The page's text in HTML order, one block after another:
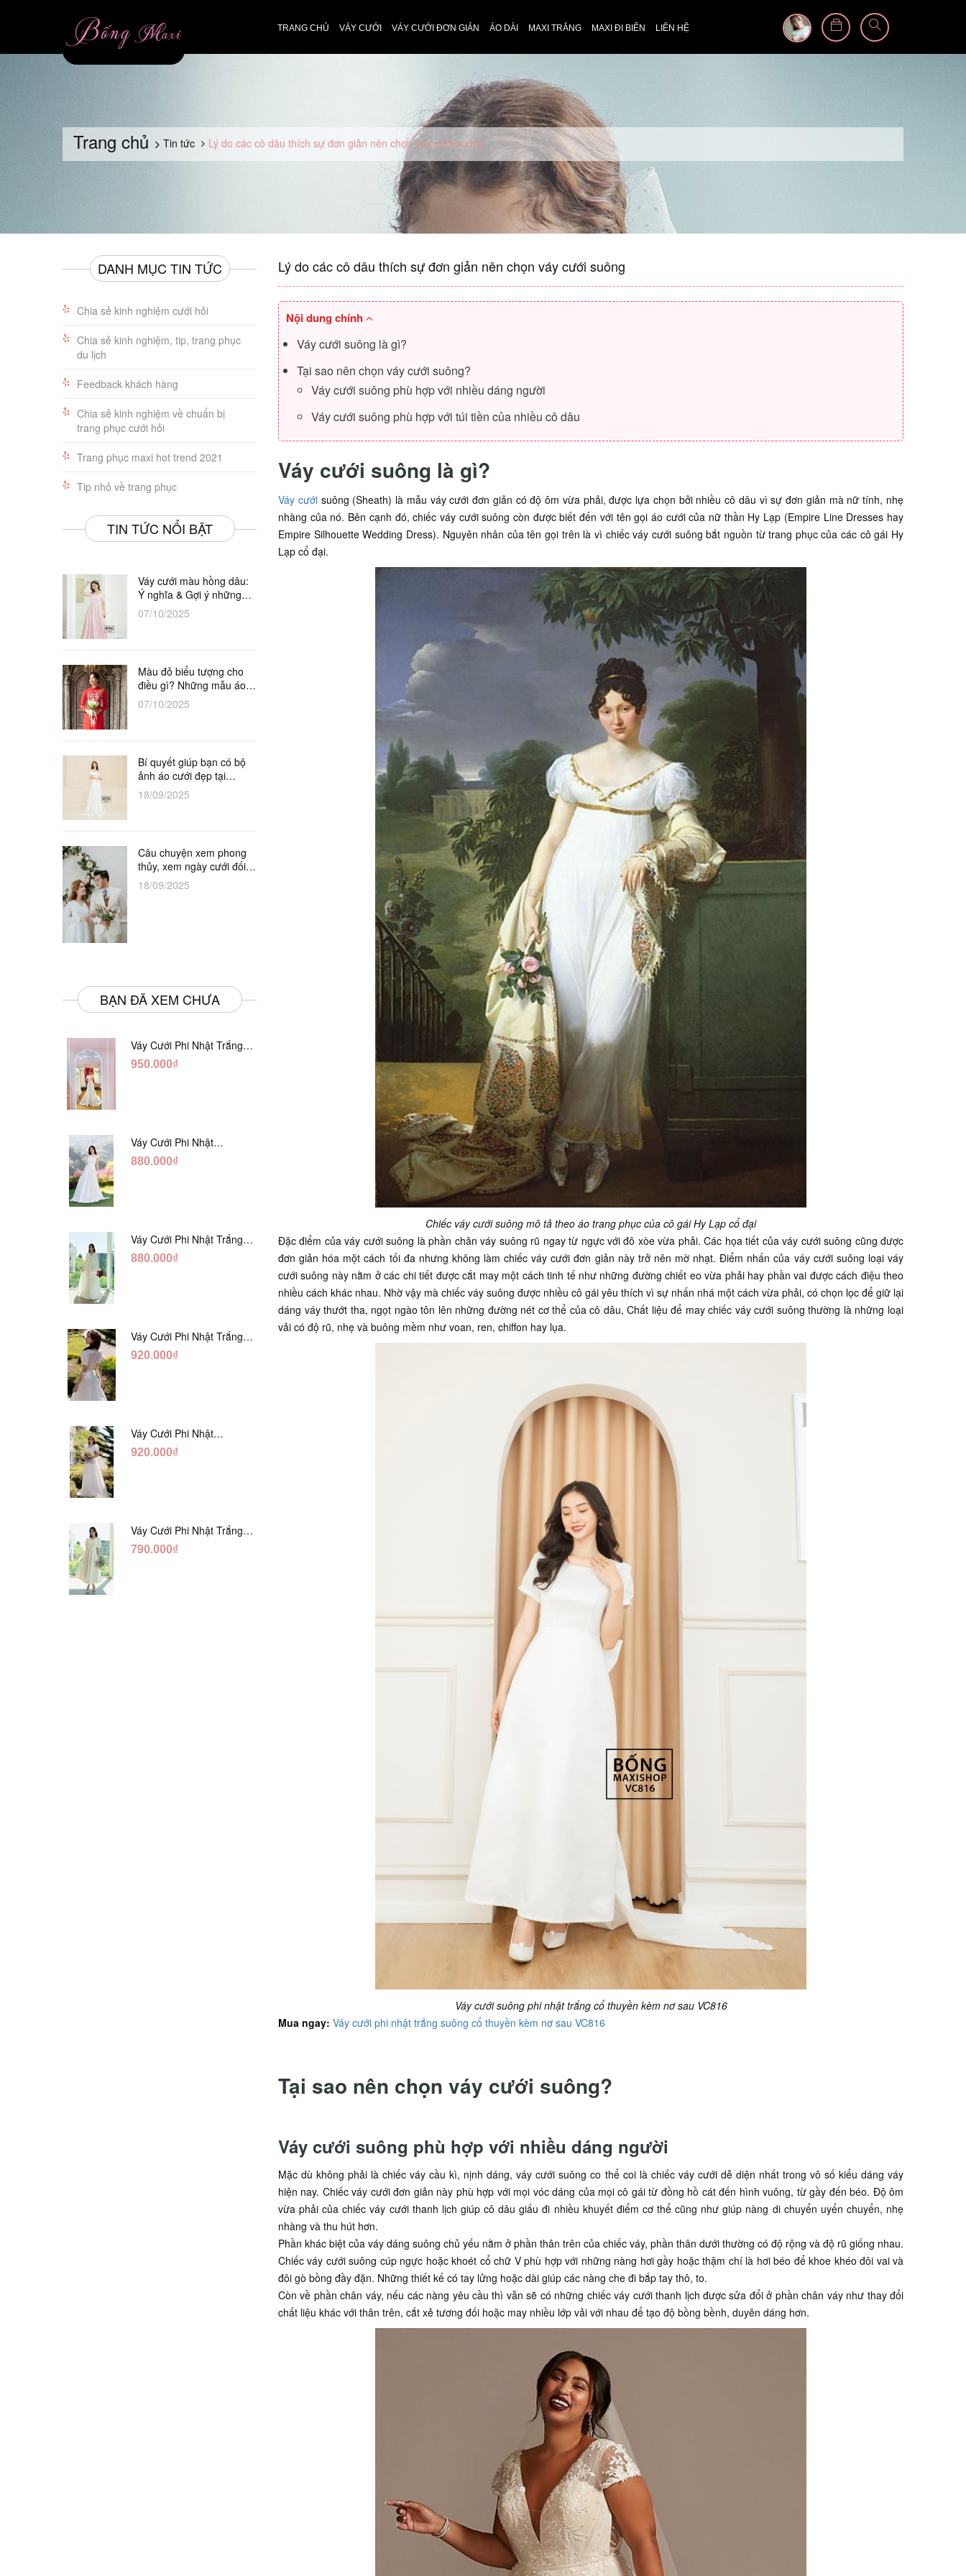
TRANG CHỦ VÁY CƯỚI VÁY CƯỚI ĐƠN GIẢN ÁO DÀI MAXI TRẮNG MAXI ĐI BIỂN LIÊN HỆ
Trang chủ Tin tức Lý do các cô dâu thích sự đơn giản nên chọn váy cưới suông
Lý do các cô dâu thích sự đơn giản nên chọn váy cưới suông
Nội dung chính
Váy cưới suông là gì?
Tại sao nên chọn váy cưới suông?
Váy cưới suông phù hợp với nhiều dáng người
Váy cưới suông phù hợp với túi tiền của nhiều cô dâu
Váy cưới suông là gì?
Váy cướisuông (Sheath) là mẫu váy cưới đơn giản có độ ôm vừa phải, được lựa chọn bởi nhiều cô dâu vì sự đơn giản mà nữ tính, nhẹ
nhàng của nó. Bên cạnh đó, chiếc váy cưới suông còn được biết đến với tên gọi áo cưới của nữ thần Hy Lạp (Empire Line Dresses hay
Empire Silhouette Wedding Dress). Nguyên nhân của tên gọi trên là vì chiếc váy cưới suông bắt nguồn từ trang phục của các cô gái Hy
Lạp cổ đại.
Chiếc váy cưới suông mô tả theo áo trang phục của cô gái Hy Lạp cổ đại
Đặc điểm của váy cưới suông là phần chân váy suông rũ ngay từ ngực với đô xòe vừa phải. Các họa tiết của váy cưới suông cũng được
đơn giản hóa một cách tối đa nhưng không làm chiếc váy cưới đơn giản này trở nên mờ nhạt. Điểm nhấn của váy cưới suông loại váy
cưới suông này nằm ở các chi tiết được cắt may một cách tinh tế như những đường chiết eo vừa phải hay phần vai được cách điệu theo
nhiều cách khác nhau. Nhờ vậy mà chiếc váy suông được nhiều cô gái yêu thích vì sự nhấn nhá một cách vừa phải, có chọn lọc để giữ lại
dáng váy thướt tha, ngọt ngào tôn lên những đường nét cơ thể của cô dâu, Chất liệu để may chiếc váy cưới suông thường là những loại
vải có độ rũ, nhẹ và buông mềm như voan, ren, chiffon hay lụa.
Váy cưới suông phi nhật trắng cổ thuyền kèm nơ sau VC816
Mua ngay: Váy cưới phi nhật trắng suông cổ thuyền kèm nơ sau VC816
Tại sao nên chọn váy cưới suông?
Váy cưới suông phù hợp với nhiều dáng người
Mặc dù không phải là chiếc váy cầu kì, nịnh dáng, váy cưới suông co thể coi là chiếc váy cưới dễ diện nhất trong vô số kiểu dáng váy
hiện nay. Chiếc váy cưới đơn giản này phù hợp với mọi vóc dáng của mọi cô gái từ đồng hồ cát đến hình vuông, từ gầy đến béo. Độ ôm
vừa phải của chiếc váy cưới thanh lịch giúp cô dâu giấu đi nhiều khuyết điểm cơ thể cũng như giúp nàng di chuyển uyển chuyển, nhẹ
nhàng và thu hút hơn.
Phần khác biệt của váy dáng suông chủ yếu nằm ở phần thân trên của chiếc váy, phần thân dưới thường có độ rộng và độ rũ giống nhau.
Chiếc váy cưới suông cúp ngực hoặc khoét cổ chữ V phù hợp với những nàng hơi gầy hoặc thậm chí là hơi béo để khoe khéo đôi vai và
đôi gò bồng đầy đặn. Những thiết kế có tay lửng hoặc dài giúp các nàng che đi bắp tay thô, to.
Còn về phần chân váy, nếu các nàng yêu cầu thì vẫn sẽ có những chiếc váy cưới thanh lịch được sửa đổi ở phần chân váy như thay đổi
chất liệu khác với thân trên, cắt xẻ tương đối hoặc may nhiều lớp vải với nhau để tạo độ bồng bềnh, duyên dáng hơn.
DANH MỤC TIN TỨC
Chia sẻ kinh nghiệm cưới hỏi
Chia sẻ kinh nghiệm, tip, trang phục
du lịch
Feedback khách hàng
Chia sẻ kinh nghiệm về chuẩn bị
trang phục cưới hỏi
Trang phục maxi hot trend 2021
Tip nhỏ về trang phục
TIN TỨC NỔI BẬT
Váy cưới màu hồng dâu:
Ý nghĩa & Gợi ý những
thiết kế đẹp nhất
07/10/2025
Màu đỏ biểu tượng cho
điều gì? Những mẫu áo
dài đỏ cô dâu tuyệt đẹp
07/10/2025
Bí quyết giúp bạn có bộ
ảnh áo cưới đẹp tại
Studio
18/09/2025
Câu chuyện xem phong
thủy, xem ngày cưới đối
với vợ chồng khắc tuổi
18/09/2025
BẠN ĐÃ XEM CHƯA
Váy Cưới Phi Nhật Trắng
Đuôi Cá DC998
950.000₫
Váy Cưới Phi Nhật
Trắng Cúp Chéo DC543
880.000₫
Váy Cưới Phi Nhật Trắng
Cổ V Hàng Nút DC549
880.000₫
Váy Cưới Phi Nhật Trắng
Xếp Li Eo Lưng Ren
920.000₫
Váy Cưới Phi Nhật
Đỏ/Trăng Cổ Tim Hạt
920.000₫
Váy Cưới Phi Nhật Trắng
Đính Hoa Ngọc Trai Lửng
790.000₫